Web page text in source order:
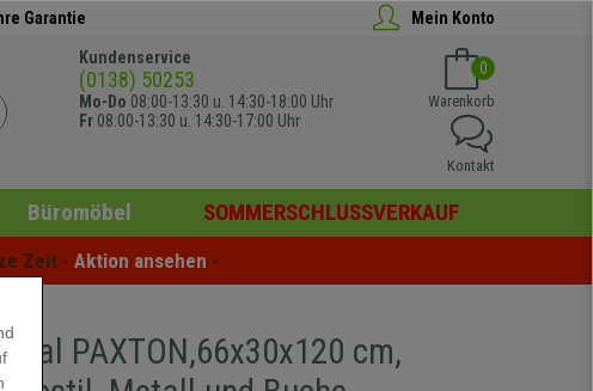
Garantie Mein Konto
Kundenservice
(0138) 50253
Mo-Do 08:00-13:30 u. 14:30-18:00 Uhr
Fr 08:00-13:30 u. 14:30-17:00 Uhr
0
Warenkorb
Kontakt
Büromöbel SOMMERSCHLUSSVERKAUF
Zeit - Aktion ansehen -
PAXTON,66x30x120 cm,